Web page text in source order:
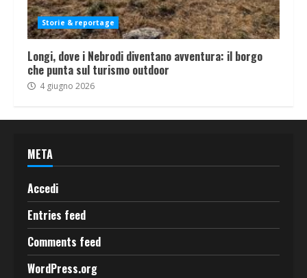
Storie & reportage
Longi, dove i Nebrodi diventano avventura: il borgo
che punta sul turismo outdoor
4 giugno 2026
META
Accedi
Entries feed
Comments feed
WordPress.org